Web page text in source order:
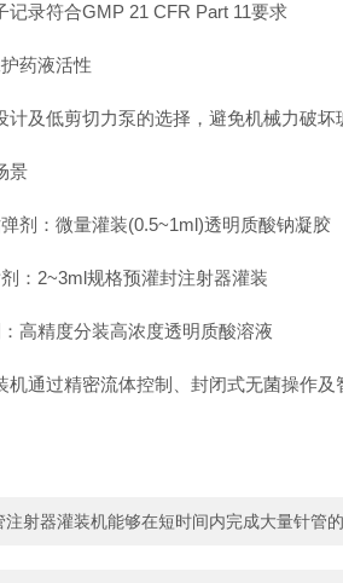
录符合GMP 21 CFR Part 11要求
药液活性‌
低剪切力泵的选择，避免机械力破坏
景‌
：微量灌装(0.5~1ml)透明质酸钠凝胶
2~3ml规格预灌封注射器灌装
精度分装高浓度透明质酸溶液
过精密流体控制、封闭式无菌操作及
注射器灌装机能够在短时间内完成大量针管